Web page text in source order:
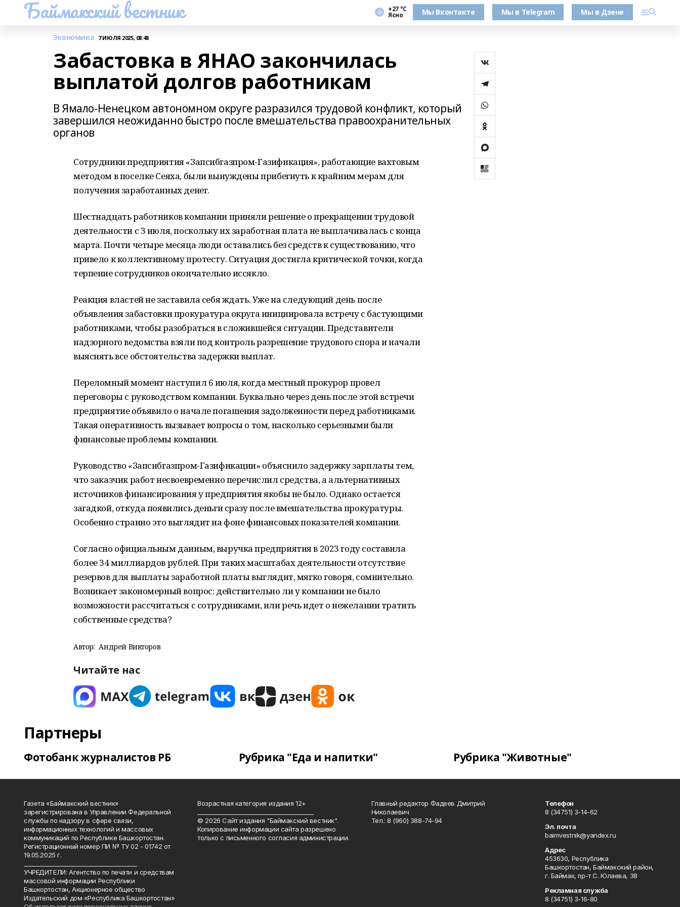
Баймакский вестник +27 °С
Ясно Мы Вконтакте Мы в Telegram Мы в Дзене
Экономика 7 ИЮЛЯ 2025, 08:48
Забастовка в ЯНАО закончилась
выплатой долгов работникам
В Ямало-Ненецком автономном округе разразился трудовой конфликт, который
завершился неожиданно быстро после вмешательства правоохранительных
органов
Сотрудники предприятия «Запсибгазпром-Газификация», работающие вахтовым
методом в поселке Сеяха, были вынуждены прибегнуть к крайним мерам для
получения заработанных денег.
Шестнадцать работников компании приняли решение о прекращении трудовой
деятельности с 3 июля, поскольку их заработная плата не выплачивалась с конца
марта. Почти четыре месяца люди оставались без средств к существованию, что
привело к коллективному протесту. Ситуация достигла критической точки, когда
терпение сотрудников окончательно иссякло.
Реакция властей не заставила себя ждать. Уже на следующий день после
объявления забастовки прокуратура округа инициировала встречу с бастующими
работниками, чтобы разобраться в сложившейся ситуации. Представители
надзорного ведомства взяли под контроль разрешение трудового спора и начали
выяснять все обстоятельства задержки выплат.
Переломный момент наступил 6 июля, когда местный прокурор провел
переговоры с руководством компании. Буквально через день после этой встречи
предприятие объявило о начале погашения задолженности перед работниками.
Такая оперативность вызывает вопросы о том, насколько серьезными были
финансовые проблемы компании.
Руководство «Запсибгазпром-Газификации» объяснило задержку зарплаты тем,
что заказчик работ несвоевременно перечислил средства, а альтернативных
источников финансирования у предприятия якобы не было. Однако остается
загадкой, откуда появились деньги сразу после вмешательства прокуратуры.
Особенно странно это выглядит на фоне финансовых показателей компании.
Согласно официальным данным, выручка предприятия в 2023 году составила
более 34 миллиардов рублей. При таких масштабах деятельности отсутствие
резервов для выплаты заработной платы выглядит, мягко говоря, сомнительно.
Возникает закономерный вопрос: действительно ли у компании не было
возможности рассчитаться с сотрудниками, или речь идет о нежелании тратить
собственные средства?
Автор: Андрей Викторов
Читайте нас
Партнеры
Фотобанк журналистов РБ Рубрика "Еда и напитки" Рубрика "Животные"
Газета «Баймакский вестник»
зарегистрирована в Управлении Федеральной
службы по надзору в сфере связи,
информационных технологий и массовых
коммуникаций по Республике Башкортостан.
Регистрационный номер ПИ № ТУ 02 - 01742 от
19.05.2025 г.
УЧРЕДИТЕЛИ: Агентство по печати и средствам
массовой информации Республики
Башкортостан, Акционерное общество
Издательский дом «Республика Башкортостан»
Возрастная категория издания 12+
© 2026 Сайт издания "Баймакский вестник".
Копирование информации сайта разрешено
только с письменного согласия администрации.
Главный редактор Фадеев Дмитрий
Николаевич
Тел.: 8 (960) 388-74-94
Телефон
8 (34751) 3-14-62
Эл. почта
baimvestnik@yandex.ru
Адрес
453630, Республика
Башкортостан, Баймакский район,
г. Баймак, пр-т С. Юлаева, 38
Рекламная служба
8 (34751) 3-16-80